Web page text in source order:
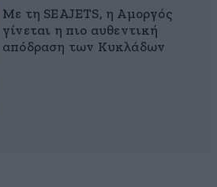
Με τη SEAJETS, η Αμοργός
γίνεται η πιο αυθεντική
απόδραση των Κυκλάδων